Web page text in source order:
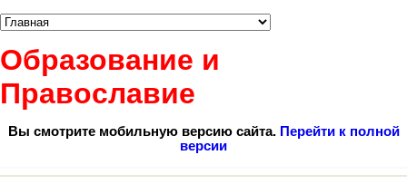
Образование и
Православие
Вы смотрите мобильную версию сайта. Перейти к полной
версии